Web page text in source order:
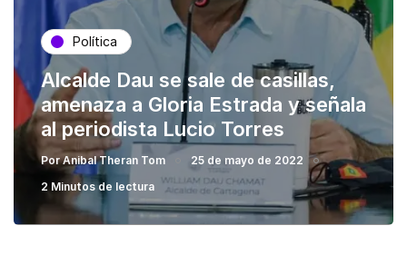
Política
Alcalde Dau se sale de casillas,
amenaza a Gloria Estrada y señala
al periodista Lucio Torres
PorAnibal Theran Tom
25 de mayo de 2022
2 Minutos de lectura